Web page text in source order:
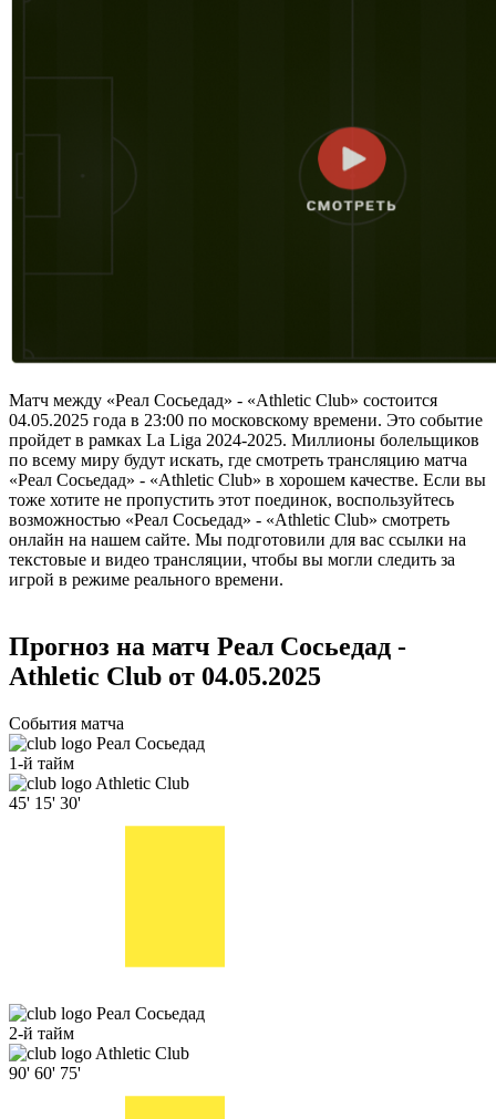
Матч между «Реал Сосьедад» - «Athletic Club» состоится
04.05.2025 года в 23:00 по московскому времени. Это событие
пройдет в рамках La Liga 2024-2025. Миллионы болельщиков
по всему миру будут искать, где смотреть трансляцию матча
«Реал Сосьедад» - «Athletic Club» в хорошем качестве. Если вы
тоже хотите не пропустить этот поединок, воспользуйтесь
возможностью «Реал Сосьедад» - «Athletic Club» смотреть
онлайн на нашем сайте. Мы подготовили для вас ссылки на
текстовые и видео трансляции, чтобы вы могли следить за
игрой в режиме реального времени.
Прогноз на матч Реал Сосьедад -
Athletic Club от 04.05.2025
События матча
Реал Сосьедад
1-й тайм
Athletic Club
45' 15' 30'
Реал Сосьедад
2-й тайм
Athletic Club
90' 60' 75'